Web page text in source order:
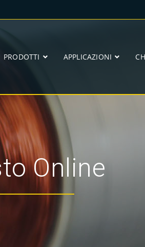
PRODOTTI APPLICAZIONI
Online